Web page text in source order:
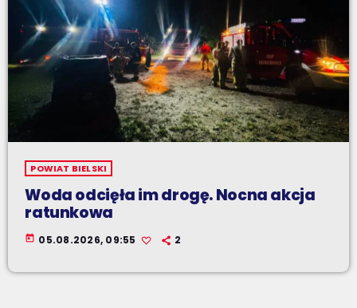
POWIAT BIELSKI
Woda odcięła im drogę. Nocna akcja
ratunkowa
today 05.08.2026, 09:55 2